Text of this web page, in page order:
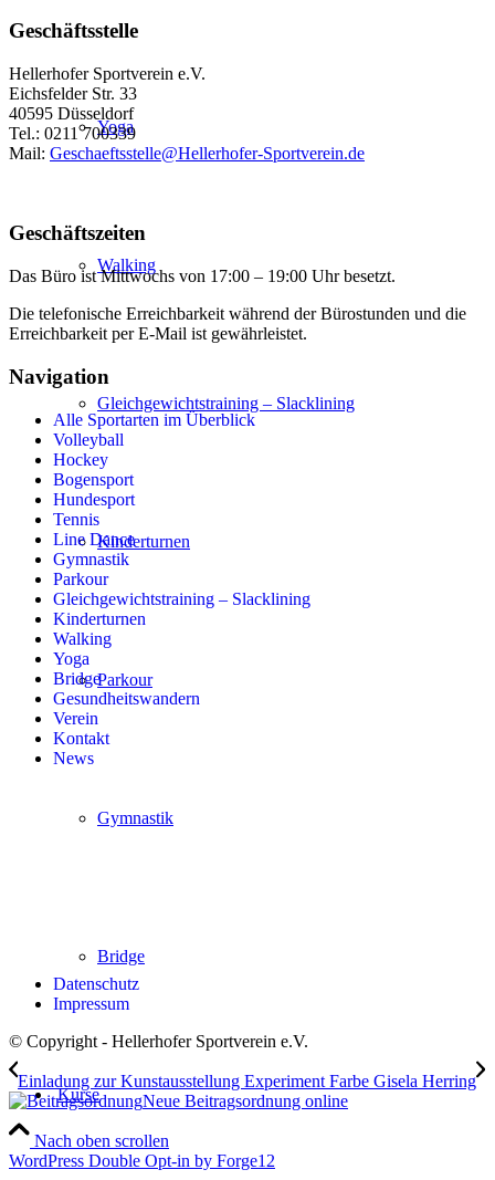
Yoga
Walking
Gleichgewichtstraining – Slacklining
Kinderturnen
Parkour
Gymnastik
Bridge
Kurse
Geschäftsstelle
Hellerhofer Sportverein e.V.
Eichsfelder Str. 33
40595 Düsseldorf
Tel.: 0211 700339
Mail: Geschaeftsstelle@Hellerhofer-Sportverein.de
Geschäftszeiten
Das Büro ist Mittwochs von 17:00 – 19:00 Uhr besetzt.
Die telefonische Erreichbarkeit während der Bürostunden und die
Erreichbarkeit per E-Mail ist gewährleistet.
Navigation
Alle Sportarten im Überblick
Volleyball
Hockey
Bogensport
Hundesport
Tennis
Line Dance
Gymnastik
Parkour
Gleichgewichtstraining – Slacklining
Kinderturnen
Walking
Yoga
Bridge
Gesundheitswandern
Verein
Kontakt
News
Datenschutz
Impressum
© Copyright - Hellerhofer Sportverein e.V.
Einladung zur Kunstausstellung Experiment Farbe Gisela Herring
Neue Beitragsordnung online
Nach oben scrollen
WordPress Double Opt-in by Forge12